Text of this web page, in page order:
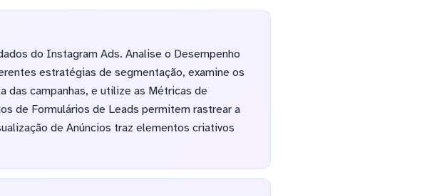
do Instagram Ads. Analise o Desempenho
estratégias de segmentação, examine os
das campanhas, e utilize as Métricas de
de Formulários de Leads permitem rastrear a
de Anúncios traz elementos criativos